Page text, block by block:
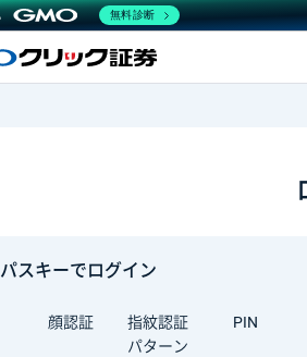
パスキーでログイン
顔認証 指紋認証
PIN
パターン
無料診断